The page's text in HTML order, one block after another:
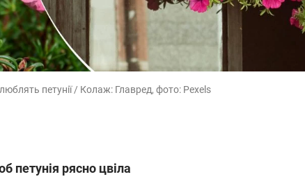
петунії / Колаж: Главред, фото: Pexels
петунія рясно цвіла